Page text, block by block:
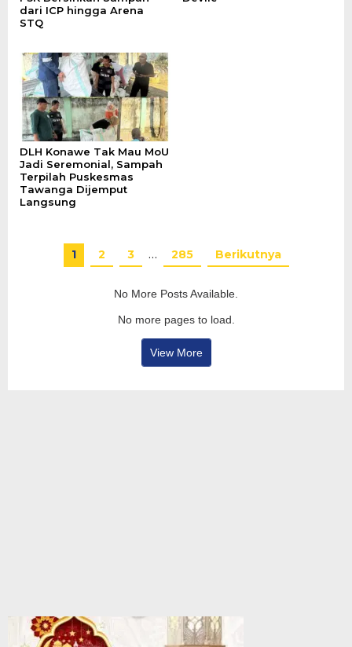
dari ICP hingga Arena
STQ
DLH Konawe Tak Mau MoU
Jadi Seremonial, Sampah
Terpilah Puskesmas
Tawanga Dijemput
Langsung
1 2 3 … 285 Berikutnya
No More Posts Available.
No more pages to load.
View More